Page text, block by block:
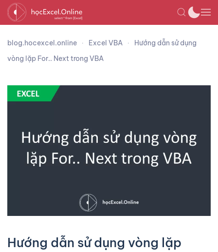
blog.hocexcel.online Excel VBA
Hướng dẫn sử dụng
vòng lặp For.. Next trong VBA
Hướng dẫn sử dụng vòng lặp